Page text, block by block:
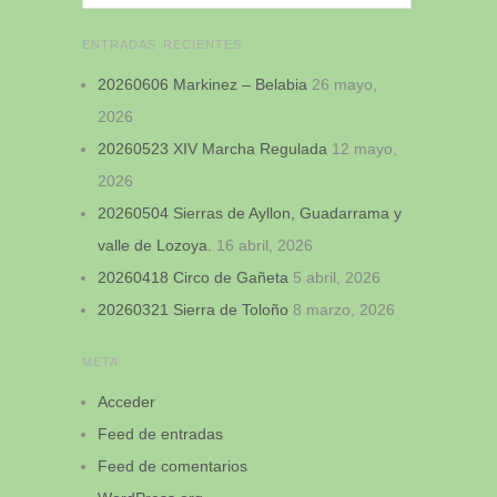
ENTRADAS RECIENTES
20260606 Markinez – Belabia 26 mayo,
2026
20260523 XIV Marcha Regulada 12 mayo,
2026
20260504 Sierras de Ayllon, Guadarrama y
valle de Lozoya. 16 abril, 2026
20260418 Circo de Gañeta 5 abril, 2026
20260321 Sierra de Toloño 8 marzo, 2026
META
Acceder
Feed de entradas
Feed de comentarios